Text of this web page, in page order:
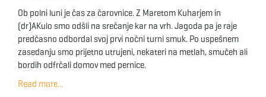
Ob polni luni je čas za čarovnice. Z Maretom Kuharjem in
(dr)AKulo smo odšli na srečanje kar na vrh. Jagoda pa je raje
predčasno odbordal svoj prvi nočni turni smuk. Po uspešnem
zasedanju smo prijetno utrujeni, nekateri na metlah, smučeh ali
bordih odfrčali domov med pernice.
Read more...